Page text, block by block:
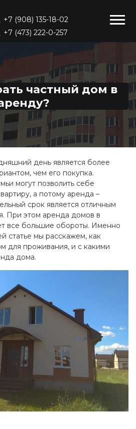
+7 (908) 135-18-02
+7 (473) 222-0-257
частный дом в
день является более
чем его покупка.
могут позволить себе
а потому аренда –
срок является отличным
При этом аренда домов в
все большие обороты. Именно
статье мы расскажем, как
для проживания, и с какими
дома.